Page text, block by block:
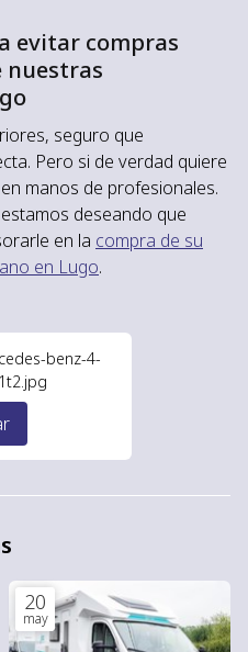
evitar compras
nuestras
seguro que
Pero si de verdad quiere
manos de profesionales.
estamos deseando que
en la compra de su
en Lugo.
benz-4-
20
may